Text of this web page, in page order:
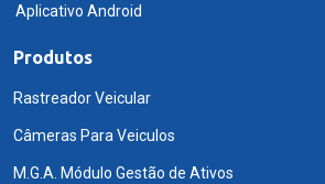
Aplicativo Android
Produtos
Rastreador Veicular
Câmeras Para Veiculos
M.G.A. Módulo Gestão de Ativos